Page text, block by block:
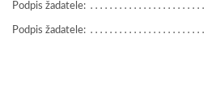
Podpis žadatele: . . . . . . . . . . . . . . . . . . . . . . . .
Podpis žadatele: . . . . . . . . . . . . . . . . . . . . . . . .